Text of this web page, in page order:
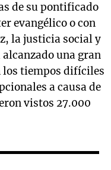
de su pontificado
evangélico o con
la justicia social y
una gran
los tiempos difíciles
a causa de
vistos 27.000